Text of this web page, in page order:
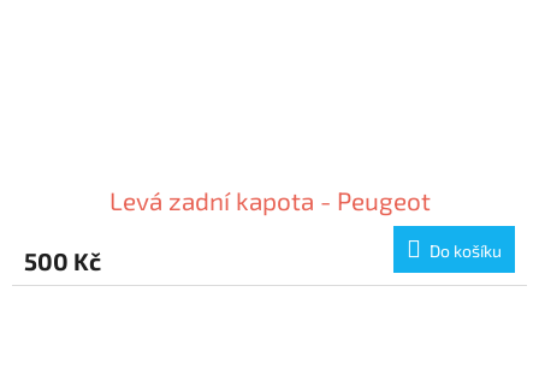
Levá zadní kapota - Peugeot
500 Kč Do košíku